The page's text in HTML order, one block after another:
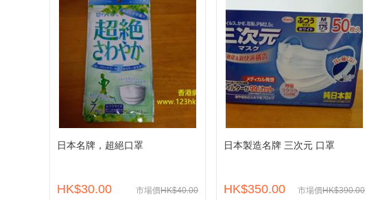
日本名牌，超絕口罩
市場價HK$40.00
HK$30.00
日本製造名牌 三次元 口罩
市場價HK$390.00
HK$350.00